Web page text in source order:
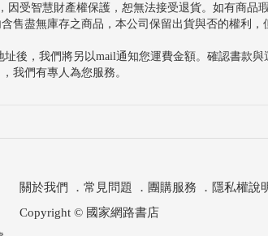
受智慧財產權保護，恕無法接受退貨。如有商品
售盡無庫存之商品，本公司保留出貨與否的權利
後，我們將另以mail通知您運費金額。確認書款
，我們有專人為您服務。
關於我們 ． 常見問題 ． 團購服務 ． 隱私權說
Copyright © 國家網路書店